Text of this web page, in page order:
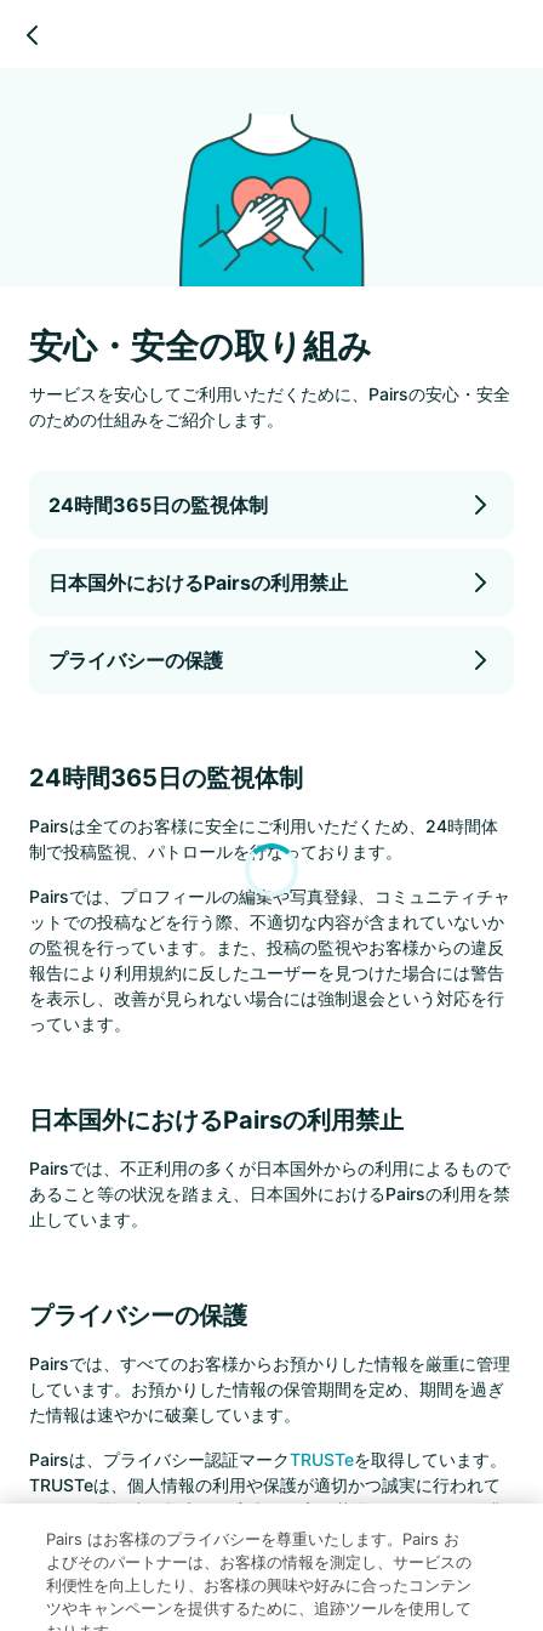
安心・安全の取り組み
サービスを安心してご利用いただくために、Pairsの安心・安全
のための仕組みをご紹介します。
24時間365日の監視体制
日本国外におけるPairsの利用禁止
プライバシーの保護
24時間365日の監視体制
Pairsは全てのお客様に安全にご利用いただくため、24時間体
制で投稿監視、パトロールを行なっております。
Pairsでは、プロフィールの編集や写真登録、コミュニティチャ
ットでの投稿などを行う際、不適切な内容が含まれていないか
の監視を行っています。また、投稿の監視やお客様からの違反
報告により利用規約に反したユーザーを見つけた場合には警告
を表示し、改善が見られない場合には強制退会という対応を行
っています。
日本国外におけるPairsの利用禁止
Pairsでは、不正利用の多くが日本国外からの利用によるもので
あること等の状況を踏まえ、日本国外におけるPairsの利用を禁
止しています。
プライバシーの保護
Pairsでは、すべてのお客様からお預かりした情報を厳重に管理
しています。お預かりした情報の保管期間を定め、期間を過ぎ
た情報は速やかに破棄しています。
Pairsは、プライバシー認証マークTRUSTeを取得しています。
TRUSTeは、個人情報の利用や保護が適切かつ誠実に行われて
いるかを第三者の視点から審査し、高い基準をクリアした企業
が取得できる認証マークです。TRUSTeの認証を受けたプライ
バシーポリシーを適切に運用し、お客様の個人情報を守ること
をお約束します。
Pairs はお客様のプライバシーを尊重いたします。Pairs お
よびそのパートナーは、お客様の情報を測定し、サービスの
利便性を向上したり、お客様の興味や好みに合ったコンテン
ツやキャンペーンを提供するために、追跡ツールを使用して